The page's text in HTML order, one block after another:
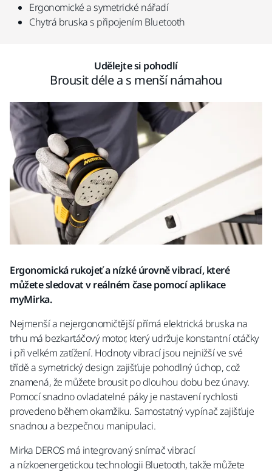
Ergonomické a symetrické nářadí
Chytrá bruska s připojením Bluetooth
Udělejte si pohodlí
Brousit déle a s menší námahou
Ergonomická rukojeť a nízké úrovně vibrací, které
můžete sledovat v reálném čase pomocí aplikace
myMirka.
Nejmenší a nejergonomičtější přímá elektrická bruska na
trhu má bezkartáčový motor, který udržuje konstantní otáčky
i při velkém zatížení. Hodnoty vibrací jsou nejnižší ve své
třídě a symetrický design zajišťuje pohodlný úchop, což
znamená, že můžete brousit po dlouhou dobu bez únavy.
Pomocí snadno ovladatelné páky je nastavení rychlosti
provedeno během okamžiku. Samostatný vypínač zajišťuje
snadnou a bezpečnou manipulaci.
Mirka DEROS má integrovaný snímač vibrací
a nízkoenergetickou technologii Bluetooth, takže můžete